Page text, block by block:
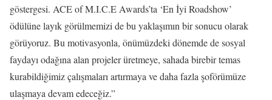
göstergesi. ACE of M.I.C.E Awards’ta ‘En İyi Roadshow’
ödülüne layık görülmemizi de bu yaklaşımın bir sonucu olarak
görüyoruz. Bu motivasyonla, önümüzdeki dönemde de sosyal
faydayı odağına alan projeler üretmeye, sahada birebir temas
kurabildiğimiz çalışmaları artırmaya ve daha fazla şoförümüze
ulaşmaya devam edeceğiz.”